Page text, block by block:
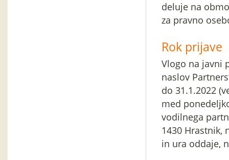
deluje na
za pravno
Rok prijave
Vlogo na javni
naslov
do 31.1.2022
med
vodilnega
1430 Hrastnik,
in ura oddaje,